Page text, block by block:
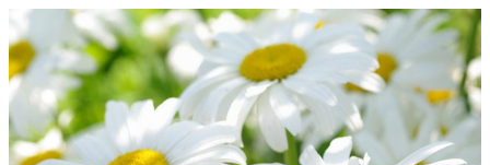
Перейти
к
содержимому